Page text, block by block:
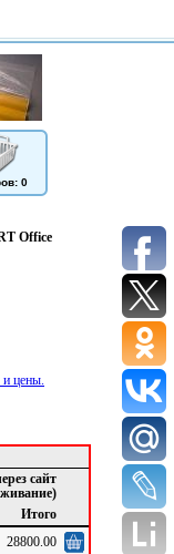
0
Office
и цены.
сайт
Итого
28800.00